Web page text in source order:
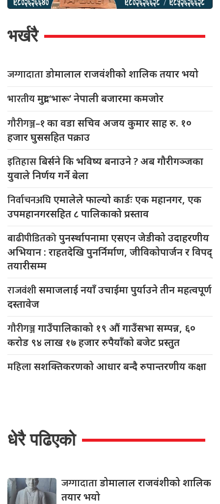
भर्खरै
जग्गादाताडोमालाल राजवंशीको शालिक तयार भयो
भारतीयमुद्रा ‘भारू’ नेपाली बजारमा कमजाेर
गौरीगञ्ज–१का वडा सचिव अजय कुमार साह रु. १०
हजार घुससहित पक्राउ
इतिहासबिर्सने कि भविष्य बनाउने ? अब गौरीगञ्जका
युवाले निर्णय गर्ने बेला
निर्वाचनअघिएमालेले फाल्यो कार्डः एक महानगर, एक
उपमहानगरसहित ८ पालिकाको प्रस्ताव
बाढीपीडितकोपुनर्स्थापनामा एसएन जेडीको उदाहरणीय
अभियान : राहतदेखि पुनर्निर्माण, जीविकोपार्जन र विपद्
तयारीसम्म
राजवंशीसमाजलाई नयाँ उचाईमा पुर्याउने तीन महत्वपूर्ण
दस्तावेज
गौरीगञ्जगाउँपालिकाको १९ औं गाउँसभा सम्पन्न, ६०
करोड ९४ लाख १७ हजार रुपैयाँको बजेट प्रस्तुत
महिलासशक्तिकरणको आधार बन्दै रुपान्तरणीय कक्षा
धेरै पढिएको
जग्गादाताडोमालाल राजवंशीको शालिक
तयार भयो